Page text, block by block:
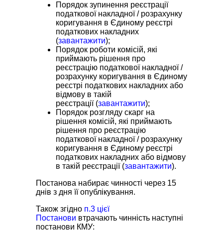
Порядок зупинення реєстрації
податкової накладної / розрахунку
коригування в Єдиному реєстрі
податкових накладних
(завантажити);
Порядок роботи комісій, які
приймають рішення про
реєстрацію податкової накладної /
розрахунку коригування в Єдиному
реєстрі податкових накладних або
відмову в такій
реєстрації (завантажити);
Порядок розгляду скарг на
рішення комісій, які приймають
рішення про реєстрацію
податкової накладної / розрахунку
коригування в Єдиному реєстрі
податкових накладних або відмову
в такій реєстрації (завантажити).
Постанова набирає чинності через 15
днів з дня її опублікування.
Також згідно п.3 цієї
Постанови втрачають чинність наступні
постанови КМУ: